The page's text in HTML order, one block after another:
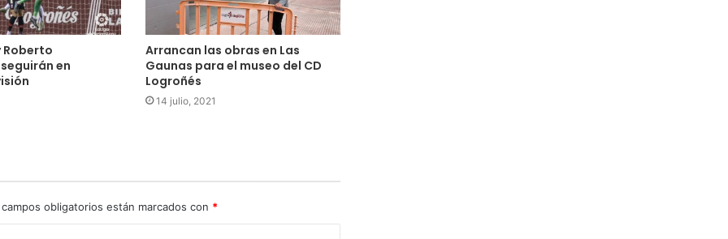
Roberto
en
Arrancan las obras en Las
Gaunas para el museo del CD
Logroñés
14 julio, 2021
obligatorios están marcados con *